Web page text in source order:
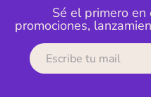
Sé el primero en
promociones,